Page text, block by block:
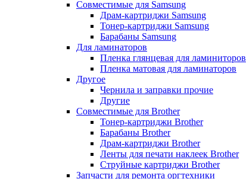
Совместимые для Samsung
Драм-картриджи Samsung
Тонер-картриджи Samsung
Барабаны Samsung
Для ламинаторов
Пленка глянцевая для ламиниторов
Пленка матовая для ламинаторов
Другое
Чернила и заправки прочие
Другие
Совместимые для Brother
Тонер-картриджи Brother
Барабаны Brother
Драм-картриджи Brother
Ленты для печати наклеек Brother
Струйные картриджи Brother
Запчасти для ремонта оргтехники